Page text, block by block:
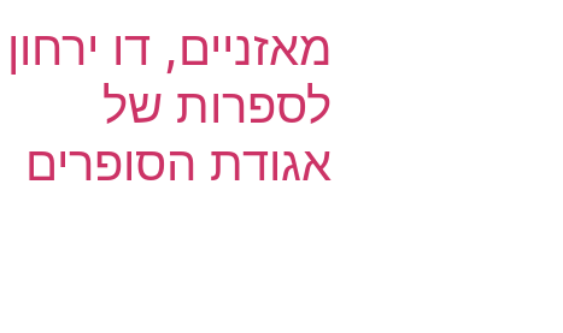
מאזניים, דו ירחון
לספרות של
אגודת הסופרים